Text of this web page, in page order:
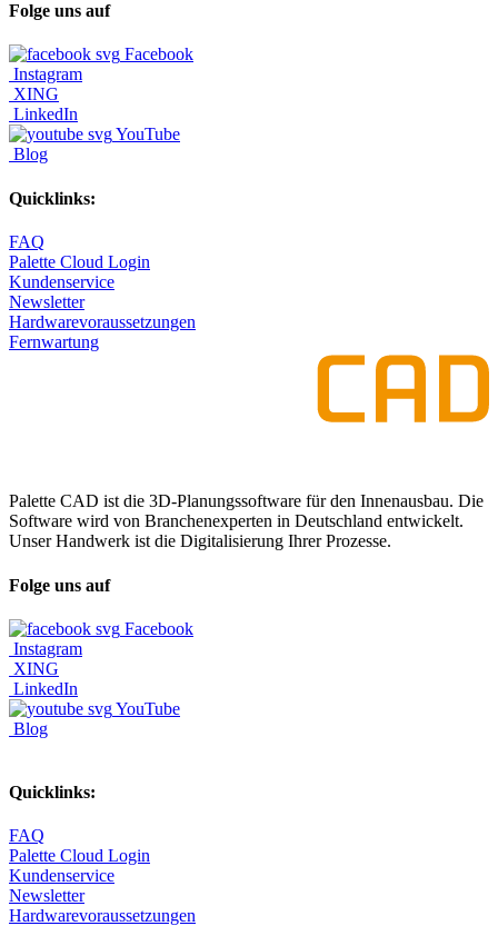
Folge uns auf
Facebook
Instagram
XING
LinkedIn
YouTube
Blog
Quicklinks:
FAQ
Palette Cloud Login
Kundenservice
Newsletter
Hardwarevoraussetzungen
Fernwartung
Palette CAD ist die 3D-Planungssoftware für den Innenausbau. Die
Software wird von Branchenexperten in Deutschland entwickelt.
Unser Handwerk ist die Digitalisierung Ihrer Prozesse.
Folge uns auf
Facebook
Instagram
XING
LinkedIn
YouTube
Blog
Quicklinks:
FAQ
Palette Cloud Login
Kundenservice
Newsletter
Hardwarevoraussetzungen